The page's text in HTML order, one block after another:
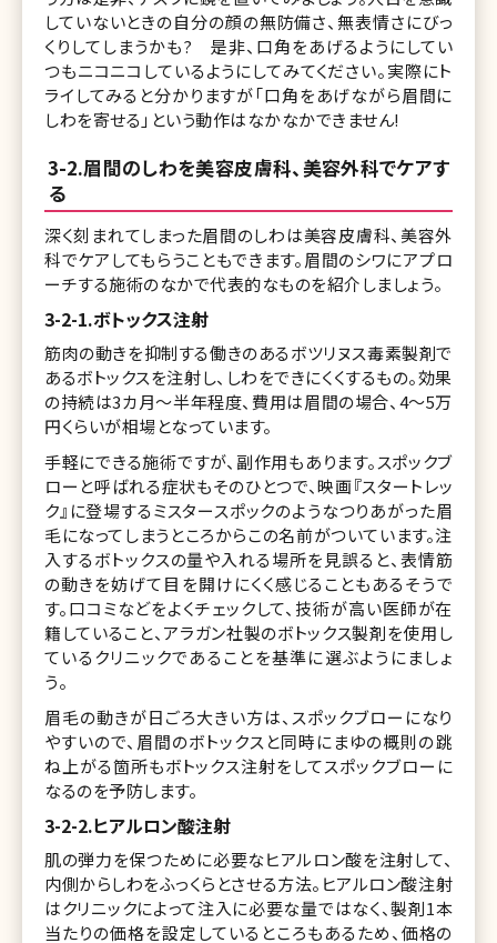
していないときの自分の顔の無防備さ、無表情さにびっ
くりしてしまうかも? 是非、口角をあげるようにしてい
つもニコニコしているようにしてみてください。実際にト
ライしてみると分かりますが「口角をあげながら眉間に
しわを寄せる」という動作はなかなかできません!
3-2.眉間のしわを美容皮膚科、美容外科でケアす
る
深く刻まれてしまった眉間のしわは美容皮膚科、美容外
科でケアしてもらうこともできます。眉間のシワにアプロ
ーチする施術のなかで代表的なものを紹介しましょう。
3-2-1.ボトックス注射
筋肉の動きを抑制する働きのあるボツリヌス毒素製剤で
あるボトックスを注射し、しわをできにくくするもの。効果
の持続は3カ月～半年程度、費用は眉間の場合、4～5万
円くらいが相場となっています。
手軽にできる施術ですが、副作用もあります。スポックブ
ローと呼ばれる症状もそのひとつで、映画『スタートレッ
ク』に登場するミスタースポックのようなつりあがった眉
毛になってしまうところからこの名前がついています。注
入するボトックスの量や入れる場所を見誤ると、表情筋
の動きを妨げて目を開けにくく感じることもあるそうで
す。口コミなどをよくチェックして、技術が高い医師が在
籍していること、アラガン社製のボトックス製剤を使用し
ているクリニックであることを基準に選ぶようにましょ
う。
眉毛の動きが日ごろ大きい方は、スポックブローになり
やすいので、眉間のボトックスと同時にまゆの概則の跳
ね上がる箇所もボトックス注射をしてスポックブローに
なるのを予防します。
3-2-2.ヒアルロン酸注射
肌の弾力を保つために必要なヒアルロン酸を注射して、
内側からしわをふっくらとさせる方法。ヒアルロン酸注射
はクリニックによって注入に必要な量ではなく、製剤1本
当たりの価格を設定しているところもあるため、価格の